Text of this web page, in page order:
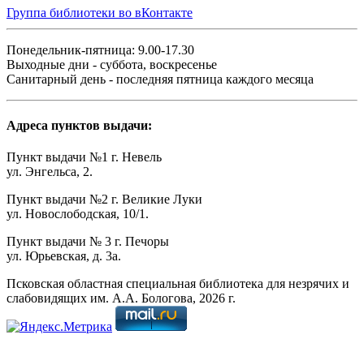
Группа библиотеки во вКонтакте
Понедельник-пятница: 9.00-17.30
Выходные дни - суббота, воскресенье
Санитарный день - последняя пятница каждого месяца
Адреса пунктов выдачи:
Пункт выдачи №1 г. Невель
ул. Энгельса, 2.
Пункт выдачи №2 г. Великие Луки
ул. Новослободская, 10/1.
Пункт выдачи № 3 г. Печоры
ул. Юрьевская, д. 3а.
Псковская областная специальная библиотека для незрячих и
слабовидящих им. А.А. Бологова, 2026 г.